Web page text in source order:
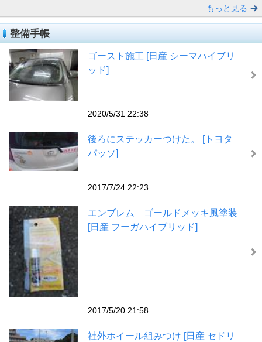
もっと見る
整備手帳
ゴースト施工 [日産 シーマハイブリ
ッド]
2020/5/31 22:38
後ろにステッカーつけた。 [トヨタ
パッソ]
2017/7/24 22:23
エンブレム ゴールドメッキ風塗装
[日産 フーガハイブリッド]
2017/5/20 21:58
社外ホイール組みつけ [日産 セドリ